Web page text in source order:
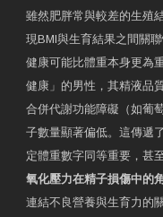
雖然肥胖常與較差的生殖
現BMI與生育結果之間關
健康可能比體重本身更為
健康」的男性，其精液品
合併代謝功能障礙（如葡
子數量顯著偏低。這傳遞
定體重數字同等重要，甚
氧化壓力在精子損傷中的
連結不良營養與生育力的